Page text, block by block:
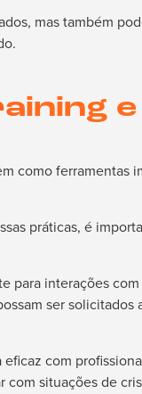
mas também
e
como ferramentas
práticas, é
para interações
ser solicitados
com
situações de